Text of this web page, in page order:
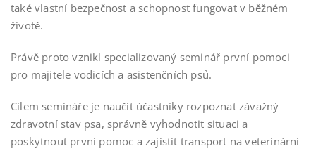
také vlastní bezpečnost a schopnost fungovat v běžném
životě.
Právě proto vznikl specializovaný seminář první pomoci
pro majitele vodicích a asistenčních psů.
Cílem semináře je naučit účastníky rozpoznat závažný
zdravotní stav psa, správně vyhodnotit situaci a
poskytnout první pomoc a zajistit transport na veterinární